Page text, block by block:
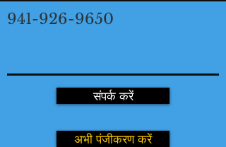
941-926-9650
संपर्क करें
अभी पंजीकरण करें